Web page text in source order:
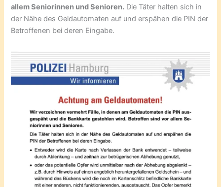
allem Seniorinnen und Senioren. Die Täter halten sich in
der Nähe des Geldautomaten auf und erspähen die PIN der
Betroffenen bei deren Eingabe.